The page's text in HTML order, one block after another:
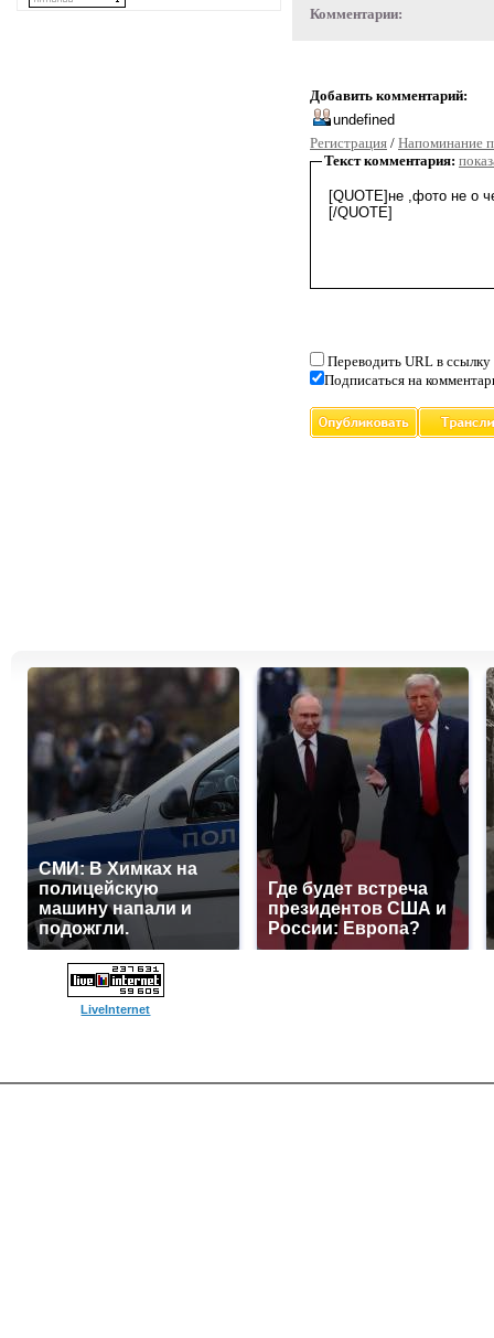
Комментарии:
Добавить комментарий:
Регистрация / Напоминание
Текст комментария:
Переводить URL в ссылку
Подписаться на
СМИ: В Химках на
полицейскую
машину напали и
подожгли.
Где будет встреча
президентов США и
России: Европа?
LiveInternet